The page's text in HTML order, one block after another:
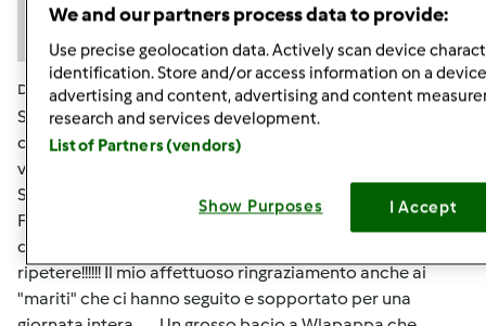
Dom, 11/27/2011 - 08:58
#6
Sono onorata e felice di aver contribuito alla
contaminazione della capitale ad opera della
vecchietta!!!!! Wlapappa e Chya hanno rifornito Paola55 e
SandraScotty, io ho la responsabilità della centenaria di
FAN e di Cherie!!!!! e' stata un giornata splendida,
divertente e piena di simpatia.... naturalmente da
ripetere!!!!!! Il mio affettuoso ringraziamento anche ai
"mariti" che ci hanno seguito e sopportato per una
We and our partners process data to provide:
Use precise geolocation data. Actively scan device
identification. Store and/or access information on a
advertising and content, advertising and content
research and services development.
List of Partners (vendors)
Show Purposes I Accept